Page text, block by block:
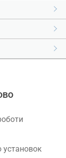
установок